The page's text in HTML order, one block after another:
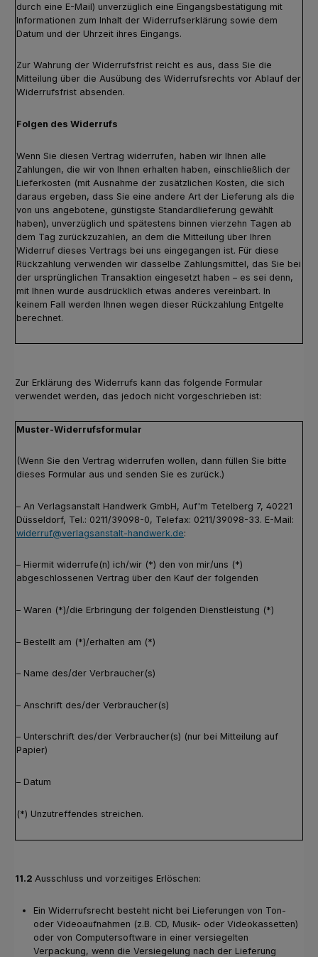
durch eine E-Mail) unverzüglich eine Eingangsbestätigung mit
Informationen zum Inhalt der Widerrufserklärung sowie dem
Datum und der Uhrzeit ihres Eingangs.
Zur Wahrung der Widerrufsfrist reicht es aus, dass Sie die
Mitteilung über die Ausübung des Widerrufsrechts vor Ablauf der
Widerrufsfrist absenden.
Folgen des Widerrufs
Wenn Sie diesen Vertrag widerrufen, haben wir Ihnen alle
Zahlungen, die wir von Ihnen erhalten haben, einschließlich der
Lieferkosten (mit Ausnahme der zusätzlichen Kosten, die sich
daraus ergeben, dass Sie eine andere Art der Lieferung als die
von uns angebotene, günstigste Standardlieferung gewählt
haben), unverzüglich und spätestens binnen vierzehn Tagen ab
dem Tag zurückzuzahlen, an dem die Mitteilung über Ihren
Widerruf dieses Vertrags bei uns eingegangen ist. Für diese
Rückzahlung verwenden wir dasselbe Zahlungsmittel, das Sie bei
der ursprünglichen Transaktion eingesetzt haben – es sei denn,
mit Ihnen wurde ausdrücklich etwas anderes vereinbart. In
keinem Fall werden Ihnen wegen dieser Rückzahlung Entgelte
berechnet.
Zur Erklärung des Widerrufs kann das folgende Formular
verwendet werden, das jedoch nicht vorgeschrieben ist:
Muster-Widerrufsformular
(Wenn Sie den Vertrag widerrufen wollen, dann füllen Sie bitte
dieses Formular aus und senden Sie es zurück.)
– An Verlagsanstalt Handwerk GmbH, Auf'm Tetelberg 7, 40221
Düsseldorf, Tel.: 0211/39098-0, Telefax: 0211/39098-33. E-Mail:
widerruf@verlagsanstalt-handwerk.de:
– Hiermit widerrufe(n) ich/wir (*) den von mir/uns (*)
abgeschlossenen Vertrag über den Kauf der folgenden
– Waren (*)/die Erbringung der folgenden Dienstleistung (*)
– Bestellt am (*)/erhalten am (*)
– Name des/der Verbraucher(s)
– Anschrift des/der Verbraucher(s)
– Unterschrift des/der Verbraucher(s) (nur bei Mitteilung auf
Papier)
– Datum
(*) Unzutreffendes streichen.
11.2 Ausschluss und vorzeitiges Erlöschen:
Ein Widerrufsrecht besteht nicht bei Lieferungen von Ton-
oder Videoaufnahmen (z.B. CD, Musik- oder Videokassetten)
oder von Computersoftware in einer versiegelten
Verpackung, wenn die Versiegelung nach der Lieferung